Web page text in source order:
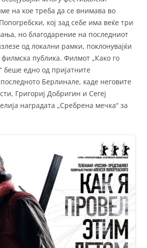
на кое треба да се внимава во
кој зад себе има веќе три
но благодарение на последниот
од локални рамки, поклонувајќи
филмска публика. Филмот „Како го
беше едно од пријатните
Берлинале, каде неговите
Григориј Добригин и Сегеј
наградата „Сребрена мечка“ за